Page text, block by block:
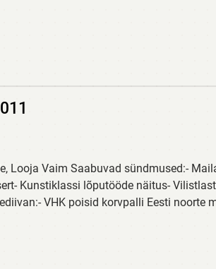
Looja Vaim Saabuvad sündmused:-
Kunstiklassi lõputööde näitus-
VHK poisid korvpalli Eesti noorte